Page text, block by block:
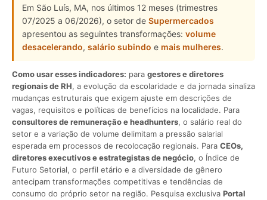
Em São Luís, MA, nos últimos 12 meses (trimestres
07/2025 a 06/2026), o setor de Supermercados
apresentou as seguintes transformações: volume
desacelerando, salário subindo e mais mulheres.
Como usar esses indicadores: para gestores e diretores
regionais de RH, a evolução da escolaridade e da jornada sinaliza
mudanças estruturais que exigem ajuste em descrições de
vagas, requisitos e políticas de benefícios na localidade. Para
consultores de remuneração e headhunters, o salário real do
setor e a variação de volume delimitam a pressão salarial
esperada em processos de recolocação regionais. Para CEOs,
diretores executivos e estrategistas de negócio, o Índice de
Futuro Setorial, o perfil etário e a diversidade de gênero
antecipam transformações competitivas e tendências de
consumo do próprio setor na região. Pesquisa exclusiva Portal